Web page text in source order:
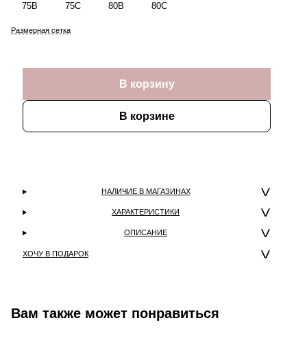
75B 75C 80B 80C
Размерная сетка
В корзину
В корзине
НАЛИЧИЕ В МАГАЗИНАХ
ХАРАКТЕРИСТИКИ
ОПИСАНИЕ
ХОЧУ В ПОДАРОК
Вам также может понравиться